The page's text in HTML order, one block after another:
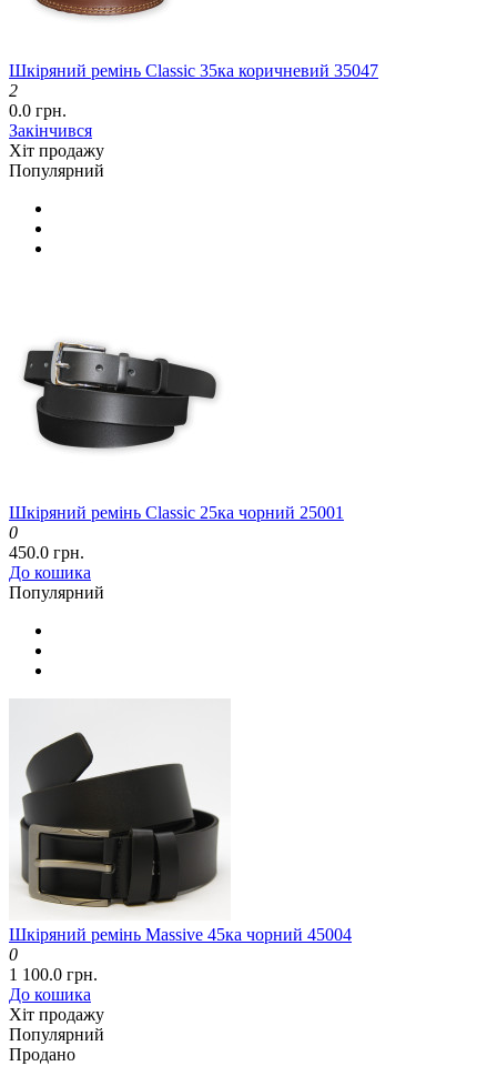
Шкіряний ремінь Classic 35ка коричневий 35047
2
0.0 грн.
Закінчився
Хіт продажу
Популярний
Шкіряний ремінь Classic 25ка чорний 25001
0
450.0 грн.
До кошика
Популярний
Шкіряний ремінь Massive 45ка чорний 45004
0
1 100.0 грн.
До кошика
Хіт продажу
Популярний
Продано